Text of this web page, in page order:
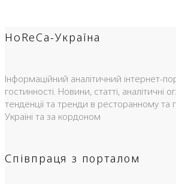
HoReCa-Україна
Інформаційний аналітичний інтернет-
гостинності. Новини, статті, аналітичні
тенденції та тренди в ресторанному та
Україні та за кордоном
Співпраця з порталом